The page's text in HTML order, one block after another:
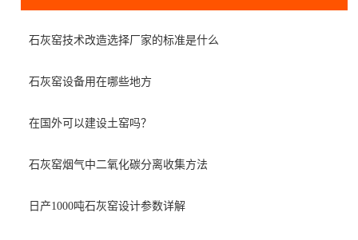
石灰窑技术改造选择厂家的标准是什么
石灰窑设备用在哪些地方
在国外可以建设土窑吗？
石灰窑烟气中二氧化碳分离收集方法
日产1000吨石灰窑设计参数详解